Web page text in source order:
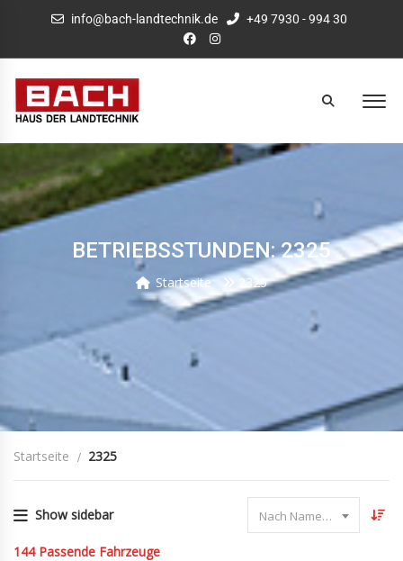
info@bach-landtechnik.de +49 7930 - 994 30
BETRIEBSSTUNDEN: 2325
Startseite 2325
Startseite 2325
Show sidebar Nach Name sortieren
144 Passende Fahrzeuge